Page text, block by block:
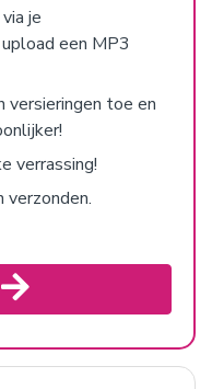
je
een MP3
toe en
verrassing!
verzonden.